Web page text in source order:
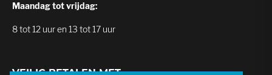
Maandag tot vrijdag:
8 tot 12 uur en 13 tot 17 uur